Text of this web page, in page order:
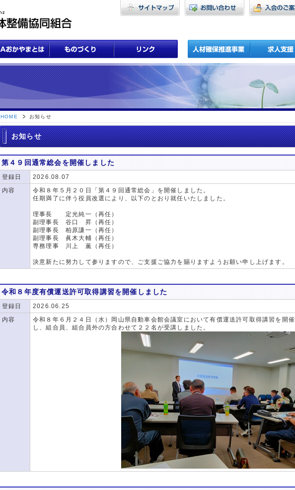
HOME お知らせ
お知らせ
第４９回通常総会を開催しました
登録日
2026.08.07
内容
令和８年５月２０日「第４９回通常総会」を開催しました。
任期満了に伴う役員改選により、以下のとおり就任いたしました。
理事長 定光純一（再任）
副理事長 谷口 昇（再任）
副理事長 柏原謙一（再任）
副理事長 眞木大輔（再任）
専務理事 川上 薫（再任）
決意新たに努力して参りますので、ご支援ご協力を賜りますようお願い申し上げます。
令和８年度有償運送許可取得講習を開催しました
登録日
2026.06.25
内容
令和８年６月２４日（水）岡山県自動車会館会議室において有償運送許可取得講習を開催
し、組合員、組合員外の方合わせて２２名が受講しました。